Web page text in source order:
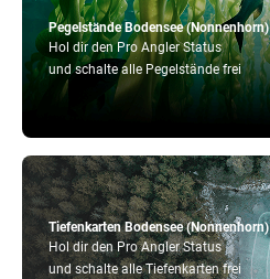
Tiefenkarten Bodensee (Nonnenhorn)
Hol dir den Pro Angler Status
und schalte alle Tiefenkarten frei
Pegelstände Bodensee (Nonnenhorn)
Hol dir den Pro Angler Status
und schalte alle Pegelstände frei